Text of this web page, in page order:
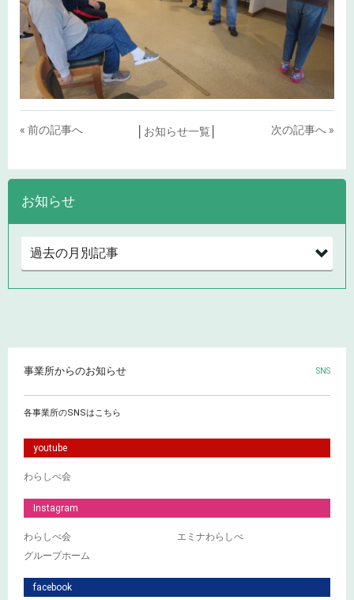
« 前の記事へ お知らせ一覧 次の記事へ »
お知らせ
事業所からのお知らせ SNS
各事業所のSNSはこちら
youtube
わらしべ会
Instagram
わらしべ会
エミナわらしべ
グループホーム
facebook